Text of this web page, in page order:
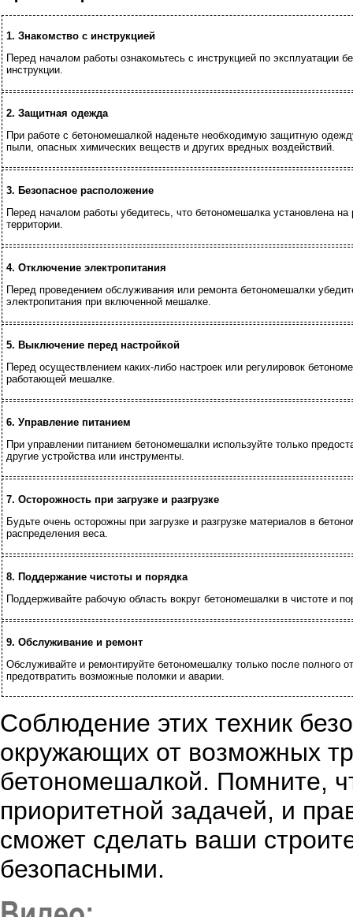
1. Знакомство с инструкцией
Перед началом работы ознакомьтесь с инструкцией по эксплуатации
инструкции.
2. Защитная одежда
При работе с бетономешалкой наденьте необходимую защитную
пыли, опасных химических веществ и других вредных воздействий.
3. Безопасное расположение
Перед началом работы убедитесь, что бетономешалка установлена
территории.
4. Отключение электропитания
Перед проведением обслуживания или ремонта бетономешалки
электропитания при включенной мешалке.
5. Выключение перед настройкой
Перед осуществлением каких-либо настроек или регулировок
работающей мешалке.
6. Управление питанием
При управлении питанием бетономешалки используйте только
другие устройства или инструменты.
7. Осторожность при загрузке и разгрузке
Будьте очень осторожны при загрузке и разгрузке материалов в
распределения веса.
8. Поддержание чистоты и порядка
Поддерживайте рабочую область вокруг бетономешалки в чистоте и
9. Обслуживание и ремонт
Обслуживайте и ремонтируйте бетономешалку только после полного
предотвратить возможные поломки и аварии.
Соблюдение этих техник
окружающих от возможных
бетономешалкой. Помните,
приоритетной задачей, и
сможет сделать ваши
безопасными.